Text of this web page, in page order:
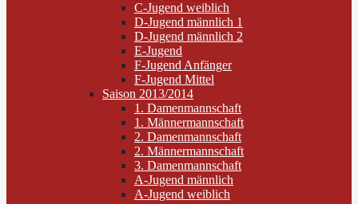
C-Jugend weiblich
D-Jugend männlich 1
D-Jugend männlich 2
E-Jugend
F-Jugend Anfänger
F-Jugend Mittel
Saison 2013/2014
1. Damenmannschaft
1. Männermannschaft
2. Damenmannschaft
2. Männermannschaft
3. Damenmannschaft
A-Jugend männlich
A-Jugend weiblich